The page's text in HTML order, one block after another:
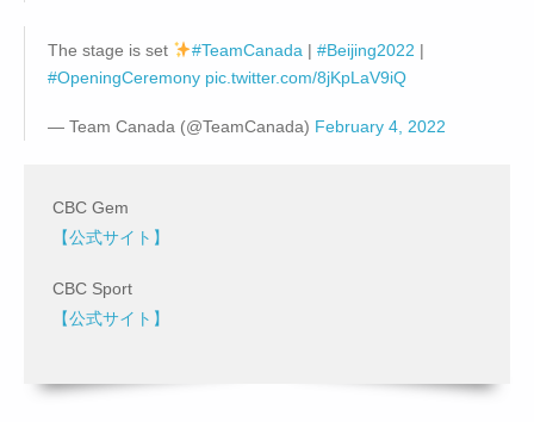
The stage is set #TeamCanada |#Beijing2022 |
#OpeningCeremony pic.twitter.com/8jKpLaV9iQ
— Team Canada (@TeamCanada) February 4, 2022
CBC Gem
【公式サイト】
CBC Sport
【公式サイト】